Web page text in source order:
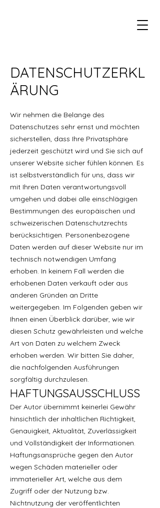
DATENSCHUTZERKL
ÄRUNG
Wir nehmen die Belange des
Datenschutzes sehr ernst und möchten
sicherstellen, dass Ihre Privatsphäre
jederzeit geschützt wird und Sie sich auf
unserer Website sicher fühlen können. Es
ist selbstverständlich für uns, dass wir
mit Ihren Daten verantwortungsvoll
umgehen und dabei alle einschlägigen
Bestimmungen des europäischen und
schweizerischen Datenschutzrechts
berücksichtigen. Personenbezogene
Daten werden auf dieser Website nur im
technisch notwendigen Umfang
erhoben. In keinem Fall werden die
erhobenen Daten verkauft oder aus
anderen Gründen an Dritte
weitergegeben. Im Folgenden geben wir
Ihnen einen Überblick darüber, wie wir
diesen Schutz gewährleisten und welche
Art von Daten zu welchem Zweck
erhoben werden. Wir bitten Sie daher,
die nachfolgenden Ausführungen
sorgfältig durchzulesen.
HAFTUNGSAUSSCHLUSS
Der Autor übernimmt keinerlei Gewähr
hinsichtlich der inhaltlichen Richtigkeit,
Genauigkeit, Aktualität, Zuverlässigkeit
und Vollständigkeit der Informationen.
Haftungsansprüche gegen den Autor
wegen Schäden materieller oder
immaterieller Art, welche aus dem
Zugriff oder der Nutzung bzw.
Nichtnutzung der veröffentlichten